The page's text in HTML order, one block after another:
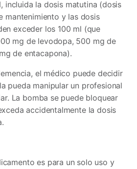
incluida la dosis matutina (dosis
mantenimiento y las dosis
exceder los 100 ml (que
mg de levodopa, 500 mg de
de entacapona).
el médico puede decidir
pueda manipular un profesional
La bomba se puede bloquear
accidentalmente la dosis
es para un solo uso y